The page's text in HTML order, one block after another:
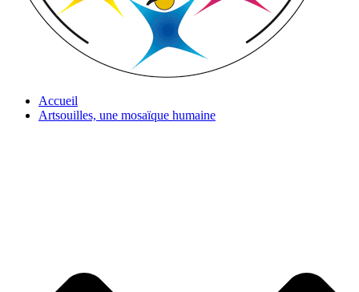
Accueil
Artsouilles, une mosaïque humaine